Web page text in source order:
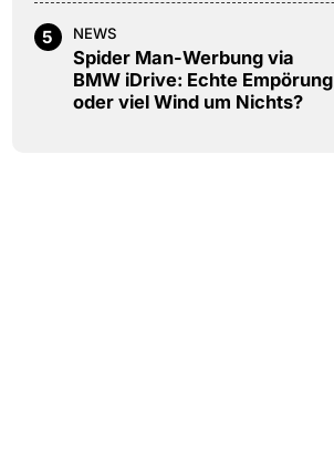
5 NEWS
Spider Man-Werbung via
BMW iDrive: Echte Empörung
oder viel Wind um Nichts?